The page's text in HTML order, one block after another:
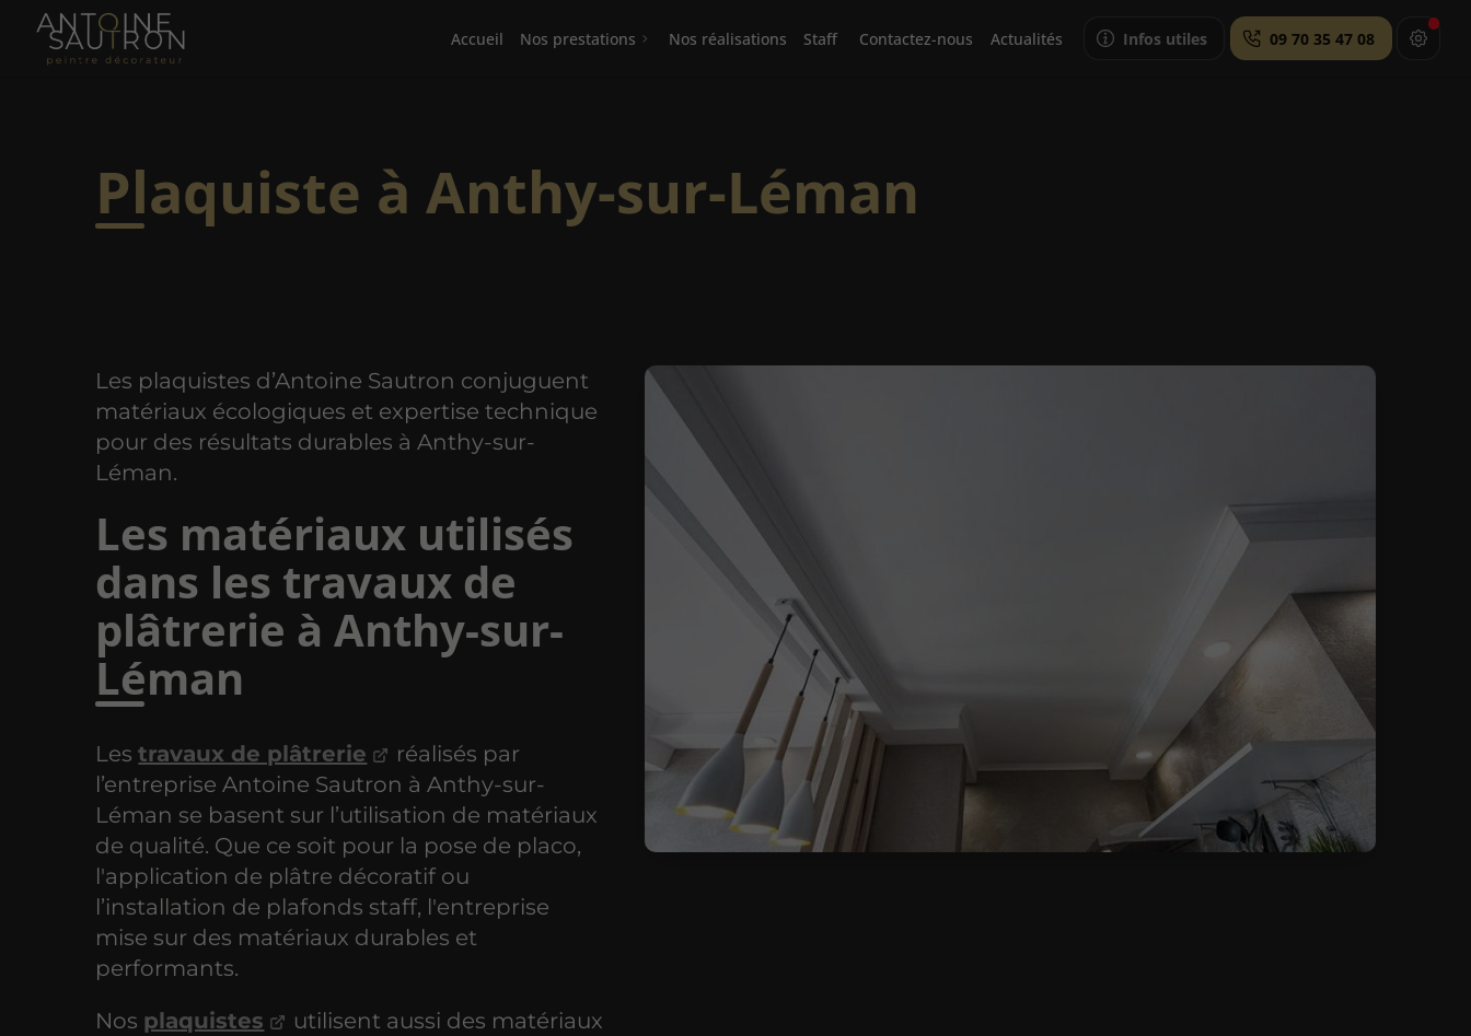
Accueil Nos prestations Nos réalisations Staff Contactez-nous Actualités Infos utiles 09 70 35 47 08
Plaquiste à Anthy-sur-Léman
Les plaquistes d’Antoine Sautron conjuguent
matériaux écologiques et expertise technique
pour des résultats durables à Anthy-sur-
Léman.
Les matériaux utilisés
dans les travaux de
plâtrerie à Anthy-sur-
Léman
Lestravaux de plâtrerie
réalisés par
l’entreprise Antoine Sautron à Anthy-sur-
Léman se basent sur l’utilisation de matériaux
de qualité. Que ce soit pour la pose de placo,
l'application de plâtre décoratif ou
l’installation de plafonds staff, l'entreprise
mise sur des matériaux durables et
performants.
Nos plaquistes
utilisent aussi des matériaux